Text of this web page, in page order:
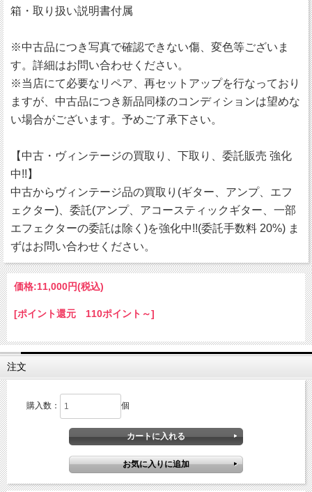
箱・取り扱い説明書付属
※中古品につき写真で確認できない傷、変色等ございま
す。詳細はお問い合わせください。
※当店にて必要なリペア、再セットアップを行なっており
ますが、中古品につき新品同様のコンディションは望めな
い場合がございます。予めご了承下さい。
【中古・ヴィンテージの買取り、下取り、委託販売 強化
中!!】
中古からヴィンテージ品の買取り(ギター、アンプ、エフ
ェクター)、委託(アンプ、アコースティックギター、一部
エフェクターの委託は除く)を強化中!!(委託手数料 20%) ま
ずはお問い合わせください。
価格:11,000円(税込)
[ポイント還元 110ポイント～]
注文
購入数： 個